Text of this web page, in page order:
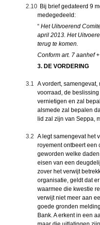
2.10 Bij brief gedateerd 9
medegedeeld:
“ Het Uitvoerend
april 2013. Het
terug te komen.
Conform art. 7 aanhef
3. DE VORDERING
3.1 A vordert,
voorraad, de
vernietigen en zal
alsmede zal bepalen
lid zal zijn van Seppa,
3.2 A legt samengevat het
royement ontbeert een
geworden welke
eisen van een
zover het verwijt
organisatie, geldt dat
waarmee die kwestie
verwijt niet meer aan
goede gronden
Bank. A erkent in een